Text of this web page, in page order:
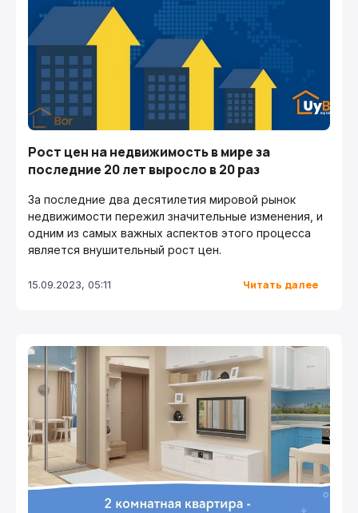
Рост цен на недвижимость в мире за
последние 20 лет выросло в 20 раз
За последние два десятилетия мировой рынок
недвижимости пережил значительные изменения, и
одним из самых важных аспектов этого процесса
является внушительный рост цен.
15.09.2023, 05:11 Читать далее